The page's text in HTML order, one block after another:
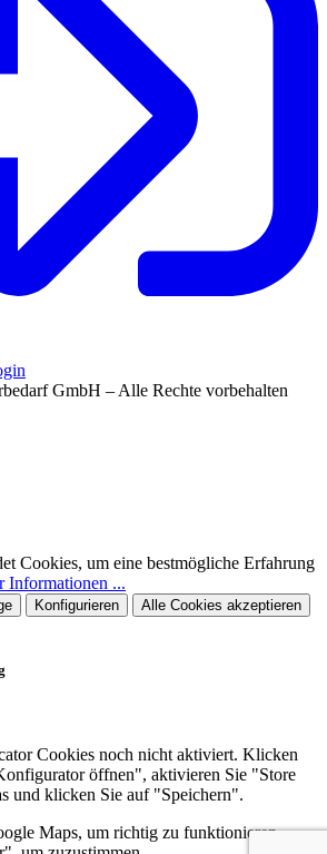
GmbH – Alle Rechte vorbehalten
Cookies, um eine bestmögliche Erfahrung
Informationen ...
Konfigurieren Alle Cookies akzeptieren
Cookies noch nicht aktiviert. Klicken
öffnen", aktivieren Sie "Store
und klicken Sie auf "Speichern".
Maps, um richtig zu funktionieren.